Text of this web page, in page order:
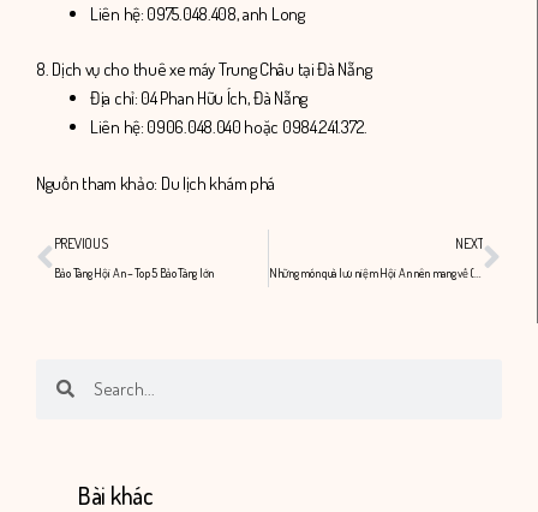
Liên hệ: 0975.048.408, anh Long
8. Dịch vụ cho thuê xe máy Trung Châu tại Đà Nẵng
Địa chỉ: 04 Phan Hữu Ích, Đà Nẵng
Liên hệ: 0906.048.040 hoặc 0984.241.372.
Nguồn tham khảo: Du lịch khám phá
Prev
PREVIOUS
Bảo Tàng Hội An – Top 5 Bảo Tàng lớn
NEXT
Bài khác